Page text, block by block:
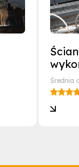
Średnia